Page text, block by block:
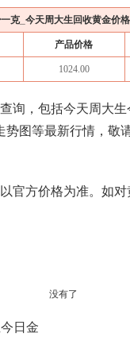
克_今天周大生回收黄金价
产品价格
1024.00
询，包括今天周大
势图等最新行情，敬
官方价格为准。如
日金
没有了